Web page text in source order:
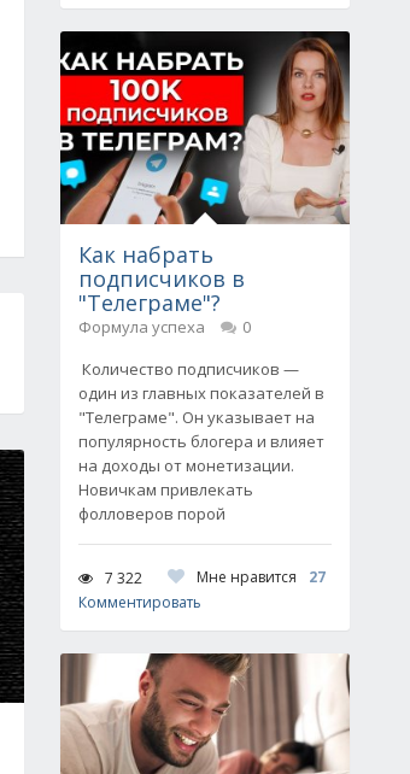
Как набрать
подписчиков в
"Телеграме"?
Формула успеха
0
Количество подписчиков —
один из главных показателей в
"Телеграме". Он указывает на
популярность блогера и влияет
на доходы от монетизации.
Новичкам привлекать
фолловеров порой
7 322 Мне нравится
27
Комментировать